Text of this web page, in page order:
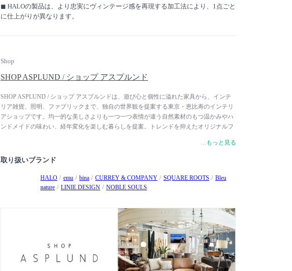
◼︎ HALOの製品は、より忠実にヴィンテージ感を再現する加工法により、1点ごと
に仕上がりが異なります。
Shop
SHOP ASPLUND / ショップ アスプルンド
SHOP ASPLUND / ショップ アスプルンドは、遊び心と個性に溢れた家具から、インテ
リア雑貨、照明、ファブリックまで、独自の世界観を提案する東京・恵比寿のインテリ
アショップです。均一的な美しさよりも一つ一つ表情が違う自然素材のもつ温かみやハ
ンドメイドの味わい、経年変化を楽しむ暮らしを提案。トレンドを抑えたオリジナルフ
テリア用品を取り揃え、洗練されたくつろぎの空間つくりをサポートしています。
…もっと見る
取り扱いブランド
HALO emu bina CURREY & COMPANY SQUARE ROOTS
Bleu
nature
LINIE DESIGN NOBLE SOULS